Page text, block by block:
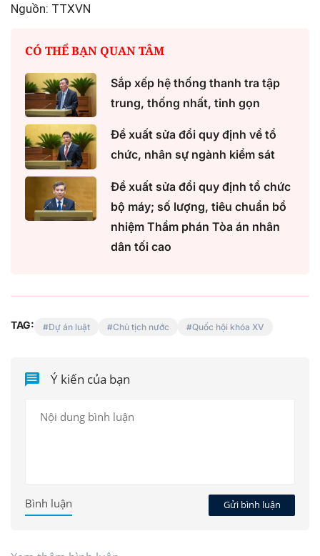
Nguồn: TTXVN
CÓ THỂ BẠN QUAN TÂM
Sắp xếp hệ thống thanh tra tập
trung, thống nhất, tinh gọn
Đề xuất sửa đổi quy định về tổ
chức, nhân sự ngành kiểm sát
Đề xuất sửa đổi quy định tổ chức
bộ máy; số lượng, tiêu chuẩn bổ
nhiệm Thẩm phán Tòa án nhân
dân tối cao
TAG: Dự án luật Chủ tịch nước Quốc hội khóa XV
Ý kiến của bạn
Gửi bình luận
Bình luận